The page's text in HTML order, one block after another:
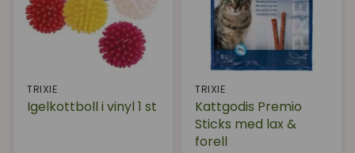
TRIXIE
Igelkottboll i vinyl 1 st
TRIXIE
Kattgodis Premio
Sticks med lax &
forell